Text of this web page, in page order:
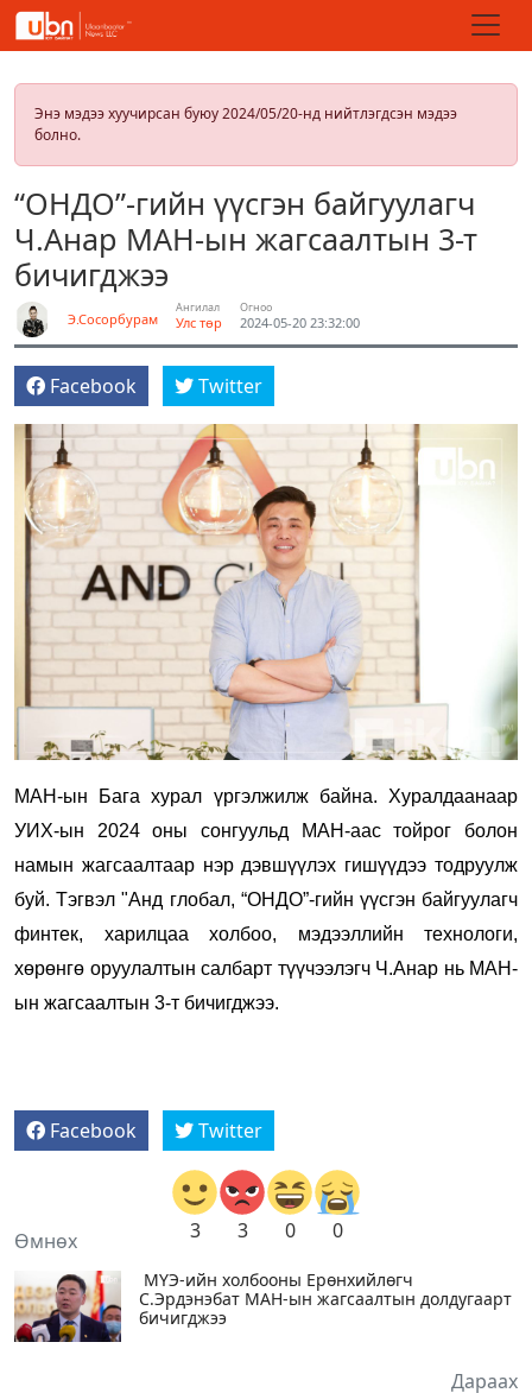
Энэ мэдээ хуучирсан буюу 2024/05/20-нд нийтлэгдсэн мэдээ
болно.
“ОНДО”-гийн үүсгэн байгуулагч
Ч.Анар МАН-ын жагсаалтын 3-т
бичигджээ
Э.Сосорбурам
Ангилал
Улс төр
Огноо
2024-05-20 23:32:00
Facebook Twitter
МАН-ын Бага хурал үргэлжилж байна. Хуралдаанаар
УИХ-ын 2024 оны сонгуульд МАН-аас тойрог болон
намын жагсаалтаар нэр дэвшүүлэх гишүүдээ тодруулж
буй. Тэгвэл "Анд глобал, “ОНДО”-гийн үүсгэн байгуулагч
финтек, харилцаа холбоо, мэдээллийн технологи,
хөрөнгө оруулалтын салбарт түүчээлэгч Ч.Анар нь МАН-
ын жагсаалтын 3-т бичигджээ.
Facebook Twitter
3 3 0 0
Өмнөх
МҮЭ-ийн холбооны Ерөнхийлөгч
С.Эрдэнэбат МАН-ын жагсаалтын долдугаарт
бичигджээ
Дараах